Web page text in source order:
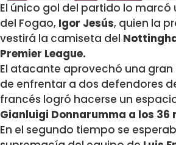
El único gol del partido lo marcó
del Fogao, Igor Jesús, quien la
vestirá la camiseta del
Premier League.
El atacante aprovechó una
de enfrentar a dos defendores
francés logró hacerse un
Gianluigi Donnarumma a los 36
En el segundo tiempo se